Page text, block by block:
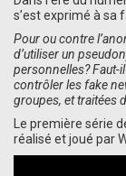
s’est exprimé à sa
Pour ou contre
d’utiliser un
personnelles? Faut-
contrôler les fake
groupes, et traitées
Le première série
réalisé et joué par